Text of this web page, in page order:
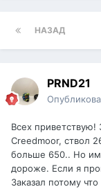
НАЗАД
PRND21
Всех приветствую!
Creedmoor, ствол
больше 650.. Но
дороже. Если я
Заказал потому